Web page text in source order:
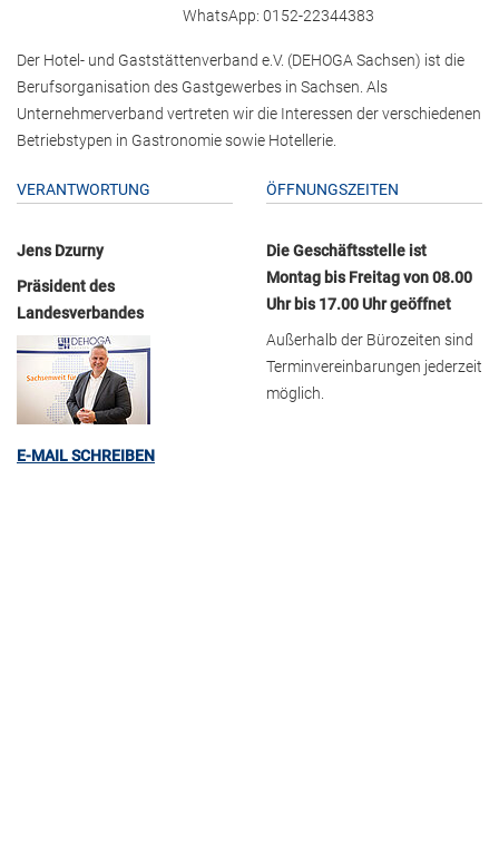
WhatsApp: 0152-22344383
Der Hotel- und Gaststättenverband e.V. (DEHOGA Sachsen) ist die
Berufsorganisation des Gastgewerbes in Sachsen. Als
Unternehmerverband vertreten wir die Interessen der verschiedenen
Betriebstypen in Gastronomie sowie Hotellerie.
VERANTWORTUNG
Jens Dzurny
Präsident des
Landesverbandes
E-MAIL SCHREIBEN
ÖFFNUNGSZEITEN
Die Geschäftsstelle ist
Montag bis Freitag von 08.00
Uhr bis 17.00 Uhr geöffnet
Außerhalb der Bürozeiten sind
Terminvereinbarungen jederzeit
möglich.